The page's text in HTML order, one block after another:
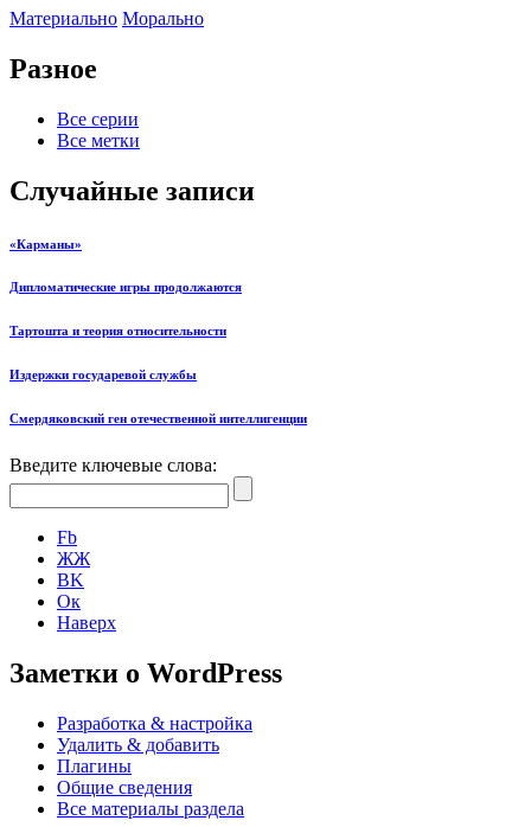
Материально Морально
Разное
Все серии
Все метки
Случайные записи
«Карманы»
Дипломатические игры продолжаются
Тартошта и теория относительности
Издержки государевой службы
Смердяковский ген отечественной интеллигенции
Введите ключевые слова:
Fb
ЖЖ
ВK
Ок
Наверх
Заметки о WordPress
Разработка & настройка
Удалить & добавить
Плагины
Общие сведения
Все материалы раздела